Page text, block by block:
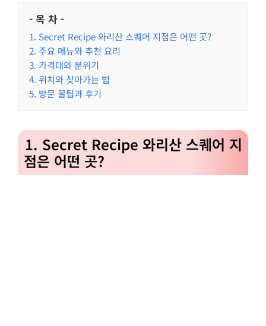
- 목 차 -
1. Secret Recipe 와리산 스퀘어 지점은 어떤 곳?
2. 주요 메뉴와 추천 요리
3. 가격대와 분위기
4. 위치와 찾아가는 법
5. 방문 꿀팁과 후기
1. Secret Recipe 와리산 스퀘어 지
점은 어떤 곳?